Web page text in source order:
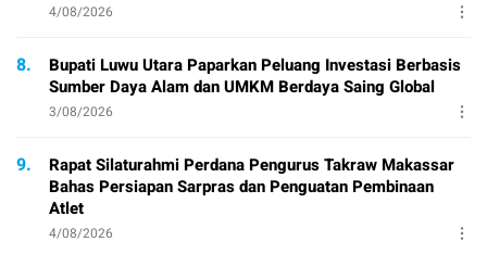
4/08/2026
8.
Bupati Luwu Utara Paparkan Peluang Investasi Berbasis
Sumber Daya Alam dan UMKM Berdaya Saing Global
3/08/2026
9.
Rapat Silaturahmi Perdana Pengurus Takraw Makassar
Bahas Persiapan Sarpras dan Penguatan Pembinaan
Atlet
4/08/2026